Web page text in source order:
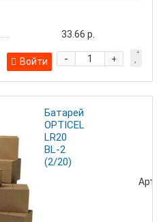
33.66 р.
+
-
Войти
Батарейка
OPTICELL
LR20
BL-2
(2/20)